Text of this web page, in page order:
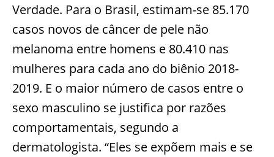
Verdade. Para o Brasil, estimam-se 85.170
casos novos de câncer de pele não
melanoma entre homens e 80.410 nas
mulheres para cada ano do biênio 2018-
2019. E o maior número de casos entre o
sexo masculino se justifica por razões
comportamentais, segundo a
dermatologista. “Eles se expõem mais e se